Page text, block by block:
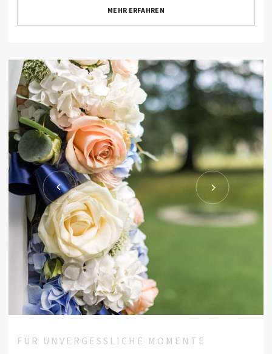
MEHR ERFAHREN
FÜR UNVERGESSLICHE MOMENTE